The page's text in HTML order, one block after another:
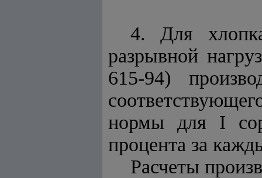
4. Для
разрывной
615-94)
нормы для I
процента за
Расчеты